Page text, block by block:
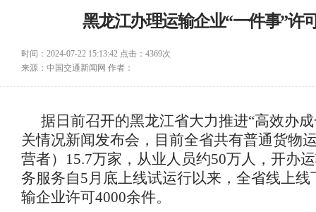
黑龙江办理运输企业“一件事”许
时间： 2024-07-22 15:13:42 点击： 4369次
来源： 中国交通新闻网 作者：
据日前召开的黑龙江省大力推进“高效办
关情况新闻发布会，目前全省共有普通货物
营者）15.7万家，从业人员约50万人，开办
务服务自5月底上线试运行以来，全省线上
输企业许可4000余件。